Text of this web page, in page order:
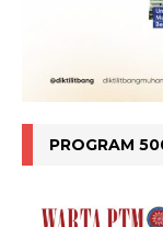
PROGRAM